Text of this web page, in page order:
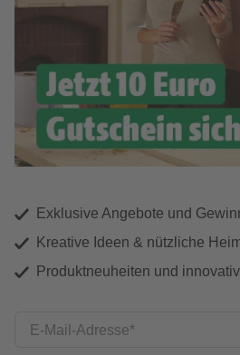
Exklusive Angebote und
Kreative Ideen & nützliche
Produktneuheiten und
E-Mail-Adresse